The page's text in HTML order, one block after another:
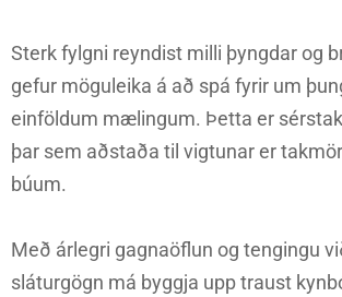
Sterk fylgni reyndist milli þyngdar og
gefur möguleika á að spá fyrir um
einföldum mælingum. Þetta er
þar sem aðstaða til vigtunar er
búum.
Með árlegri gagnaöflun og tengingu
sláturgögn má byggja upp traust